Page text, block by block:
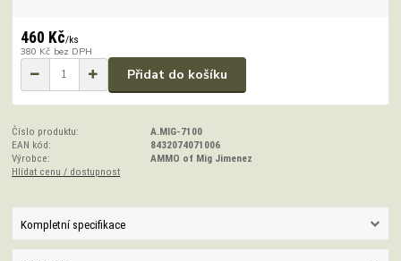
460 Kč/ks
380 Kč bez DPH
Přidat do košíku
Číslo produktu:
A.MIG-7100
EAN kód:
8432074071006
Výrobce:
AMMO of Mig Jimenez
Hlídat cenu / dostupnost
Kompletní specifikace